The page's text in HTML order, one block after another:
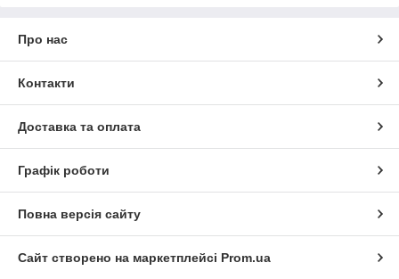
Про нас
Контакти
Доставка та оплата
Графік роботи
Повна версія сайту
Сайт створено на маркетплейсі Prom.ua